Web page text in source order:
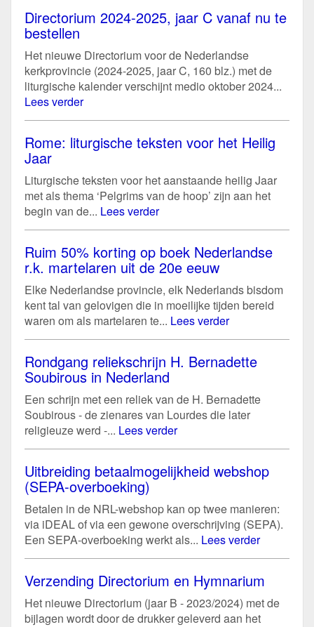
Directorium 2024-2025, jaar C vanaf nu te
bestellen
Het nieuwe Directorium voor de Nederlandse
kerkprovincie (2024-2025, jaar C, 160 blz.) met de
liturgische kalender verschijnt medio oktober 2024...
Lees verder
Rome: liturgische teksten voor het Heilig
Jaar
Liturgische teksten voor het aanstaande heilig Jaar
met als thema ‘Pelgrims van de hoop’ zijn aan het
begin van de... Lees verder
Ruim 50% korting op boek Nederlandse
r.k. martelaren uit de 20e eeuw
Elke Nederlandse provincie, elk Nederlands bisdom
kent tal van gelovigen die in moeilijke tijden bereid
waren om als martelaren te... Lees verder
Rondgang reliekschrijn H. Bernadette
Soubirous in Nederland
Een schrijn met een reliek van de H. Bernadette
Soubirous - de zienares van Lourdes die later
religieuze werd -... Lees verder
Uitbreiding betaalmogelijkheid webshop
(SEPA-overboeking)
Betalen in de NRL-webshop kan op twee manieren:
via iDEAL of via een gewone overschrijving (SEPA).
Een SEPA-overboeking werkt als... Lees verder
Verzending Directorium en Hymnarium
Het nieuwe Directorium (jaar B - 2023/2024) met de
bijlagen wordt door de drukker geleverd aan het